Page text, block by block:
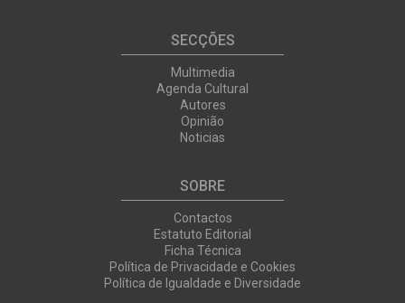
SECÇÕES
Multimedia
Agenda Cultural
Autores
Opinião
Noticias
SOBRE
Contactos
Estatuto Editorial
Ficha Técnica
Política de Privacidade e Cookies
Política de Igualdade e Diversidade